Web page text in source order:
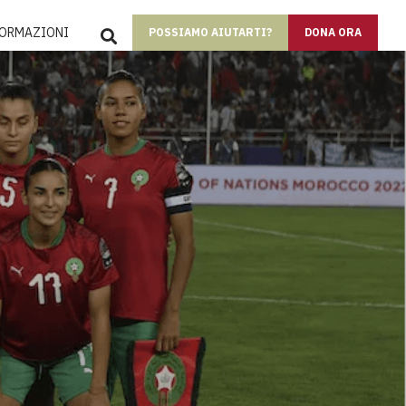
POSSIAMO AIUTARTI? DONA ORA